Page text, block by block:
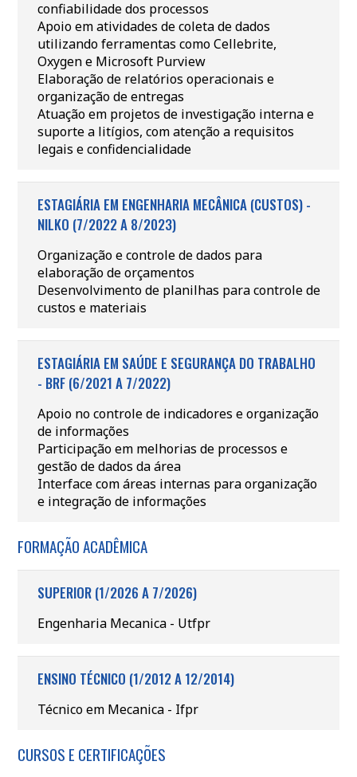
confiabilidade dos processos
Apoio em atividades de coleta de dados
utilizando ferramentas como Cellebrite,
Oxygen e Microsoft Purview
Elaboração de relatórios operacionais e
organização de entregas
Atuação em projetos de investigação interna e
suporte a litígios, com atenção a requisitos
legais e confidencialidade
ESTAGIÁRIA EM ENGENHARIA MECÂNICA (CUSTOS) -
NILKO (7/2022 A 8/2023)
Organização e controle de dados para
elaboração de orçamentos
Desenvolvimento de planilhas para controle de
custos e materiais
ESTAGIÁRIA EM SAÚDE E SEGURANÇA DO TRABALHO
- BRF (6/2021 A 7/2022)
Apoio no controle de indicadores e organização
de informações
Participação em melhorias de processos e
gestão de dados da área
Interface com áreas internas para organização
e integração de informações
FORMAÇÃO ACADÊMICA
SUPERIOR (1/2026 A 7/2026)
Engenharia Mecanica - Utfpr
ENSINO TÉCNICO (1/2012 A 12/2014)
Técnico em Mecanica - Ifpr
CURSOS E CERTIFICAÇÕES